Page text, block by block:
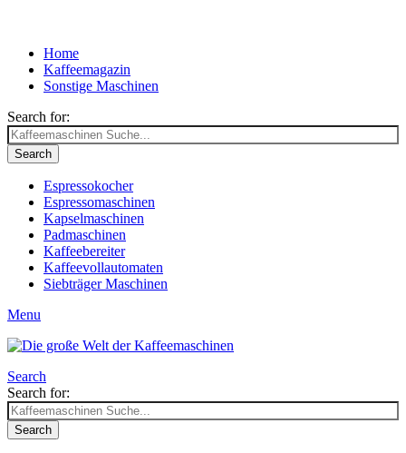
Home
Kaffeemagazin
Sonstige Maschinen
Search for:
Search
Espressokocher
Espressomaschinen
Kapselmaschinen
Padmaschinen
Kaffeebereiter
Kaffeevollautomaten
Siebträger Maschinen
Menu
Search
Search for:
Search